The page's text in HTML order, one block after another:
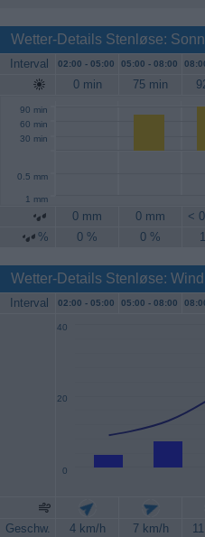
Wetter-Details Stenløse:
Interval 02:00 - 05:00 05:00 - 08:00
0 min 75 min
30 min
60 min
90 min
0.5 mm
1 mm
0 mm 0 mm <
%
0 % 0 %
Wetter-Details Stenløse: Wind
Interval 02:00 - 05:00 05:00 - 08:00
0
20
40
Geschw. 4 km/h 7 km/h